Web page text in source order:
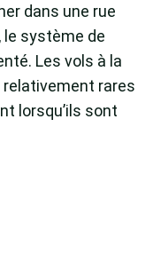
dans une rue
le système de
Les vols à la
rares
lorsqu’ils sont